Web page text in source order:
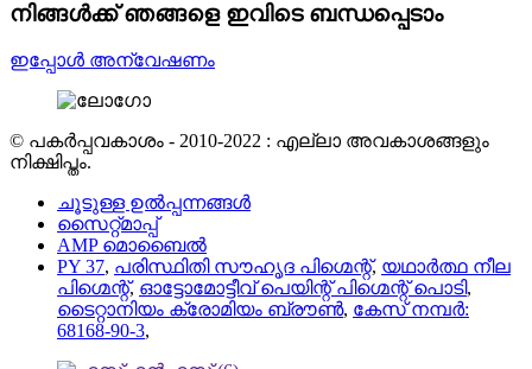
നിങ്ങൾക്ക് ഞങ്ങളെ ഇവിടെ ബന്ധപ്പെടാം
ഇപ്പോൾ അന്വേഷണം
© പകർപ്പവകാശം - 2010-2022 : എല്ലാ അവകാശങ്ങളും
നിക്ഷിപ്തം.
ചൂടുള്ള ഉൽപ്പന്നങ്ങൾ
സൈറ്റ്മാപ്പ്
AMP മൊബൈൽ
PY 37, പരിസ്ഥിതി സൗഹൃദ പിഗ്മെന്റ്, യഥാർത്ഥ നീല
പിഗ്മെന്റ്, ഓട്ടോമോട്ടീവ് പെയിന്റ് പിഗ്മെന്റ് പൊടി,
ടൈറ്റാനിയം ക്രോമിയം ബ്രൗൺ, കേസ് നമ്പർ:
68168-90-3,